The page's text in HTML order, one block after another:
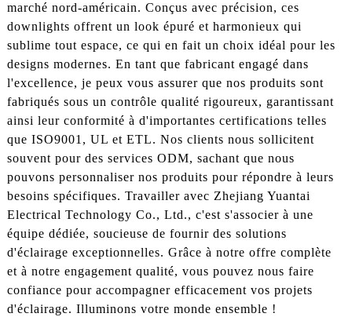
marché nord-américain. Conçus avec précision, ces
downlights offrent un look épuré et harmonieux qui
sublime tout espace, ce qui en fait un choix idéal pour les
designs modernes. En tant que fabricant engagé dans
l'excellence, je peux vous assurer que nos produits sont
fabriqués sous un contrôle qualité rigoureux, garantissant
ainsi leur conformité à d'importantes certifications telles
que ISO9001, UL et ETL. Nos clients nous sollicitent
souvent pour des services ODM, sachant que nous
pouvons personnaliser nos produits pour répondre à leurs
besoins spécifiques. Travailler avec Zhejiang Yuantai
Electrical Technology Co., Ltd., c'est s'associer à une
équipe dédiée, soucieuse de fournir des solutions
d'éclairage exceptionnelles. Grâce à notre offre complète
et à notre engagement qualité, vous pouvez nous faire
confiance pour accompagner efficacement vos projets
d'éclairage. Illuminons votre monde ensemble !